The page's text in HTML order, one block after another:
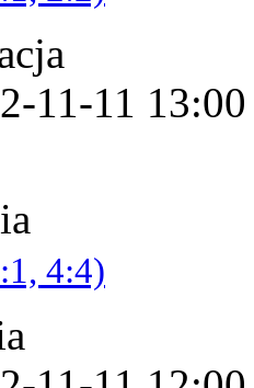
11-11 13:00
4:4)